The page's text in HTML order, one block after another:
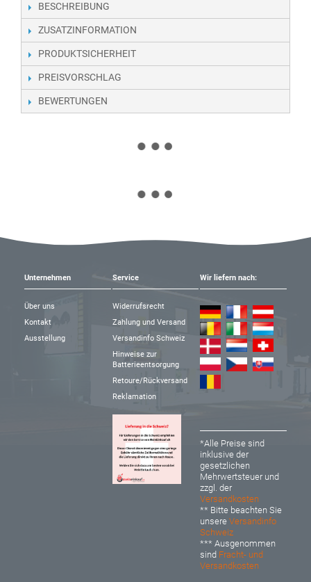
BESCHREIBUNG
ZUSATZINFORMATION
PRODUKTSICHERHEIT
PREISVORSCHLAG
BEWERTUNGEN
Unternehmen
Über uns
Kontakt
Ausstellung
Service
Widerrufsrecht
Zahlung und Versand
Versandinfo Schweiz
Hinweise zur
Batterieentsorgung
Retoure/Rückversand
Reklamation
Wir liefern nach:
*Alle Preise sind
inklusive der
gesetzlichen
Mehrwertsteuer und
zzgl. der
Versandkosten
** Bitte beachten Sie
unsereVersandinfo
Schweiz
*** Ausgenommen
sind Fracht- und
Versandkosten